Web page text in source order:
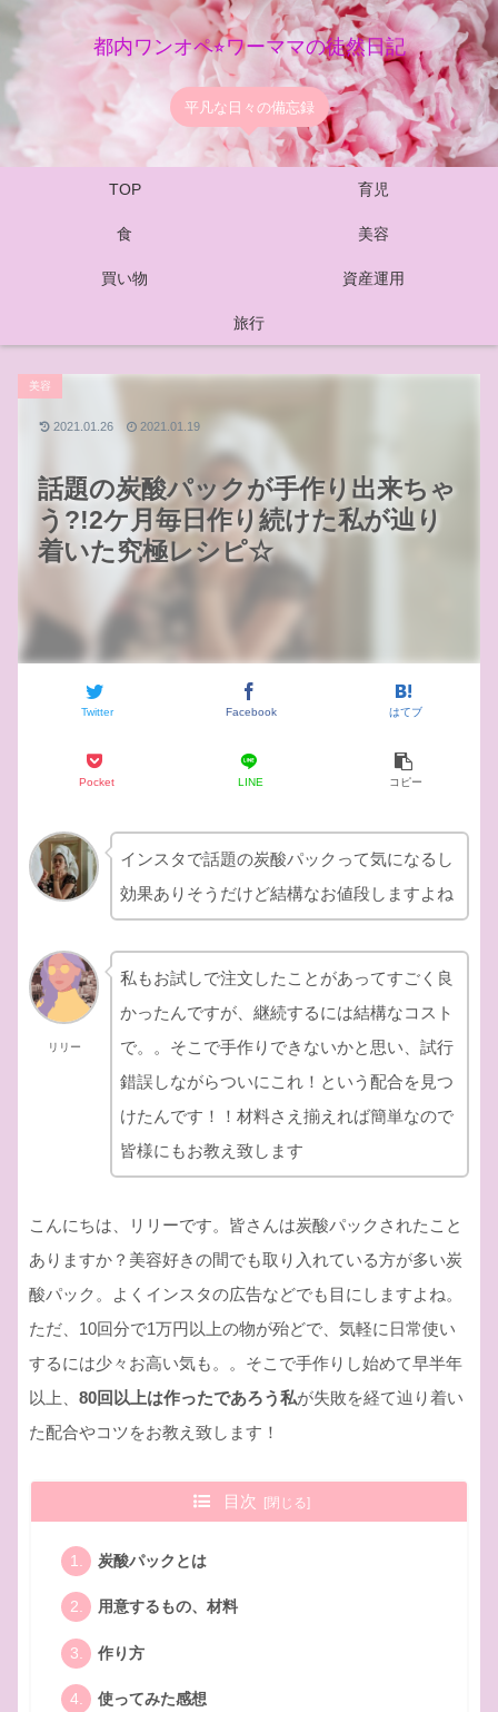
都内ワンオペ⭐︎ワーママの徒然日記
平凡な日々の備忘録
TOP 育児
食 美容
買い物 資産運用
旅行
話題の炭酸パックが手作り出来ちゃ
う?!2ケ月毎日作り続けた私が辿り
着いた究極レシピ☆
美容
Twitter Facebook はてブ
Pocket LINE コピー
2021.01.26 2021.01.19
インスタで話題の炭酸パックって気になるし
効果ありそうだけど結構なお値段しますよね
リリー
私もお試しで注文したことがあってすごく良
かったんですが、継続するには結構なコスト
で。。そこで手作りできないかと思い、試行
錯誤しながらついにこれ！という配合を見つ
けたんです！！材料さえ揃えれば簡単なので
皆様にもお教え致します
こんにちは、リリーです。皆さんは炭酸パックされたこと
ありますか？美容好きの間でも取り入れている方が多い炭
酸パック。よくインスタの広告などでも目にしますよね。
ただ、10回分で1万円以上の物が殆どで、気軽に日常使い
するには少々お高い気も。。そこで手作りし始めて早半年
以上、 80回以上は作ったであろう私が失敗を経て辿り着い
た配合やコツをお教え致します！
目次
炭酸パックとは
用意するもの、材料
作り方
使ってみた感想